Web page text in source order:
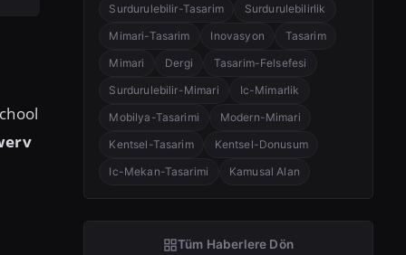
Surdurulebilir-Tasarim
Surdurulebilirlik
Mimari-Tasarim
Inovasyon
Tasarim
Mimari
Dergi
Tasarim-Felsefesi
Surdurulebilir-Mimari
Ic-Mimarlik
Mobilya-Tasarimi
Modern-Mimari
Kentsel-Tasarim
Kentsel-Donusum
Ic-Mekan-Tasarimi
Kamusal Alan
Tüm Haberlere Dön